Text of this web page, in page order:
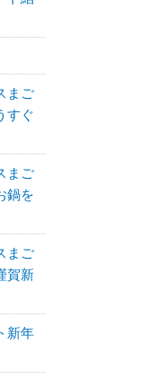
まご
すぐ
まご
鍋を
まご
賀新
新年